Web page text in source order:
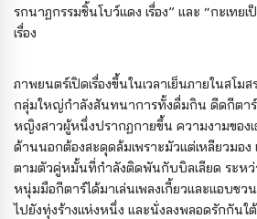
รกนาฏกรรมชิ้นโบว์แดง เรื่อง” และ “กะเทยเ
เรื่อง
ภาพยนตร์เปิดเรื่องขึ้นในเวลาเย็นภายในสโ
กลุ่มใหญ่กำลังสันทนาการทั้งดื่มกิน ดีดกีตาร์
หญิงสาวผู้หนึ่งปรากฏกายขึ้น ความงามของ
ด้านนอกต้องสะดุดล้มเพราะมัวแต่เหลียวมอง
ตามตัวคู่หมั้นที่กำลังติดพันกับบิลเลียด ระหว่า
หนุ่มมือกีตาร์ได้มาเล่นเพลงเกี้ยวและแอบชว
ไปยังทุ่งร้างแห่งหนึ่ง และนั่งลงพลอดรักกัน